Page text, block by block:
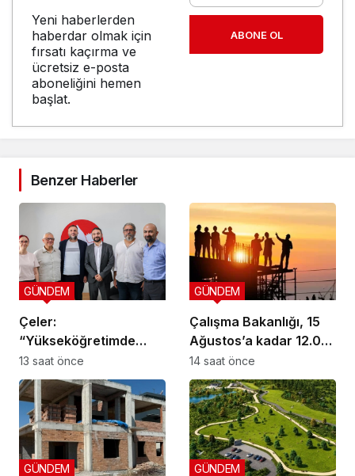
Yeni haberlerden
haberdar olmak için
fırsatı kaçırma ve
ücretsiz e-posta
aboneliğini hemen
başlat.
ABONE OL
Benzer Haberler
Çeler:
“Yükseköğretimde
günü kurtaran değil,
geleceği planlayan
politikalara ihtiyaç var”
GÜNDEM
13 saat önce
Çalışma Bakanlığı, 15
Ağustos’a kadar 12.00-
16.00 saatleri arasında
güneş altında çalışmayı
yasakladı
GÜNDEM
14 saat önce
GÜNDEM GÜNDEM